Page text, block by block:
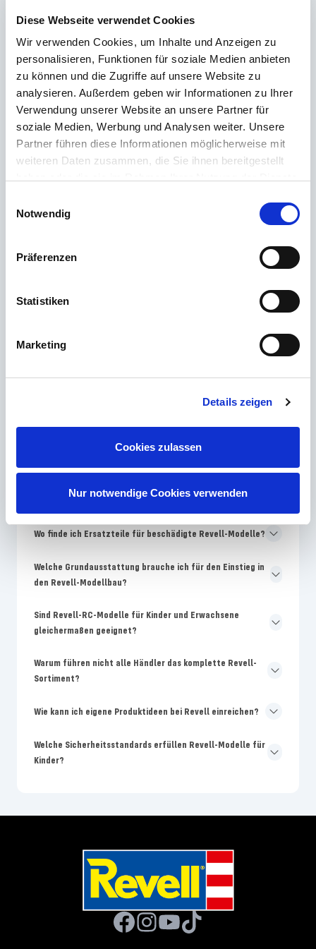
Diese Webseite verwendet Cookies
Wir verwenden Cookies, um Inhalte und Anzeigen zu
personalisieren, Funktionen für soziale Medien anbieten
zu können und die Zugriffe auf unsere Website zu
analysieren. Außerdem geben wir Informationen zu Ihrer
Verwendung unserer Website an unsere Partner für
soziale Medien, Werbung und Analysen weiter. Unsere
Partner führen diese Informationen möglicherweise mit
weiteren Daten zusammen, die Sie ihnen bereitgestellt
Notwendig
Präferenzen
Statistiken
Marketing
Details zeigen
Cookies zulassen
Nur notwendige Cookies verwenden
und Tat zur Seite – schnell, kompetent und persönlich. Egal ob technische
Details, Ersatzteile oder Tipps zur Nutzung: Wir sind für dich da.
Support rund um die Uhr
Telefon
+49 (0) 800 22 77 372 / +43 (0) 662 88 921 333
Montag bis Donnerstag 09:00 bis 15:00 Uhr, Freitag 09:00 bis 12:00 Uhr
Kontakt
Welches Revell Skill-Level ist für Modellbau-Anfänger am
Bausätze?
Wo finde ich Ersatzteile für beschädigte Revell-Modelle?
Welche Grundausstattung brauche ich für den Einstieg in
den Revell-Modellbau?
Sind Revell-RC-Modelle für Kinder und Erwachsene
gleichermaßen geeignet?
Warum führen nicht alle Händler das komplette Revell-
Sortiment?
Wie kann ich eigene Produktideen bei Revell einreichen?
Welche Sicherheitsstandards erfüllen Revell-Modelle für
Kinder?